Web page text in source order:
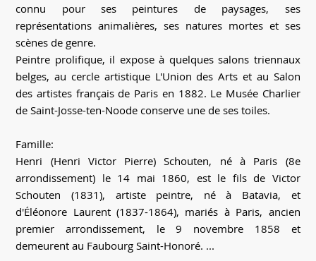
connu pour ses peintures de paysages, ses
représentations animalières, ses natures mortes et ses
scènes de genre.
Peintre prolifique, il expose à quelques salons triennaux
belges, au cercle artistique L'Union des Arts et au Salon
des artistes français de Paris en 1882. Le Musée Charlier
de Saint-Josse-ten-Noode conserve une de ses toiles.
Famille:
Henri (Henri Victor Pierre) Schouten, né à Paris (8e
arrondissement) le 14 mai 1860, est le fils de Victor
Schouten (1831), artiste peintre, né à Batavia, et
d'Éléonore Laurent (1837-1864), mariés à Paris, ancien
premier arrondissement, le 9 novembre 1858 et
demeurent au Faubourg Saint-Honoré. ...